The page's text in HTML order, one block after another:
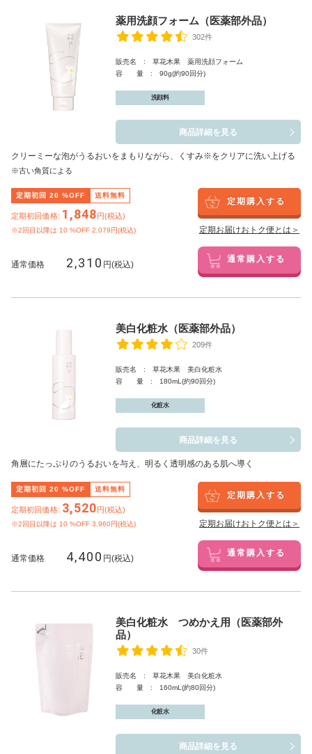
薬用洗顔フォーム（医薬部外品）
302件
販売名 : 草花木果 薬用洗顔フォーム
容 量 : 90g(約90回分)
洗顔料
商品詳細を見る
クリーミーな泡がうるおいをまもりながら、くすみ※をクリアに洗い上げる
※古い角質による
定期初回 20 %OFF 送料無料
定期初回価格: 1,848円(税込)
※2回目以降は 10 %OFF 2,079円(税込)
定期購入する
定期お届けおトク便とは＞
通常価格 2,310 円(税込) 通常購入する
美白化粧水（医薬部外品）
209件
販売名 : 草花木果 美白化粧水
容 量 : 180mL(約90回分)
化粧水
商品詳細を見る
角層にたっぷりのうるおいを与え、明るく透明感のある肌へ導く
定期初回 20 %OFF 送料無料
定期初回価格: 3,520円(税込)
※2回目以降は 10 %OFF 3,960円(税込)
定期購入する
定期お届けおトク便とは＞
通常価格 4,400 円(税込) 通常購入する
美白化粧水 つめかえ用（医薬部外
品）
30件
販売名 : 草花木果 美白化粧水
容 量 : 160mL(約80回分)
化粧水
商品詳細を見る